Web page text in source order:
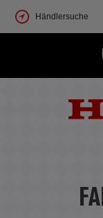
Händlersuche